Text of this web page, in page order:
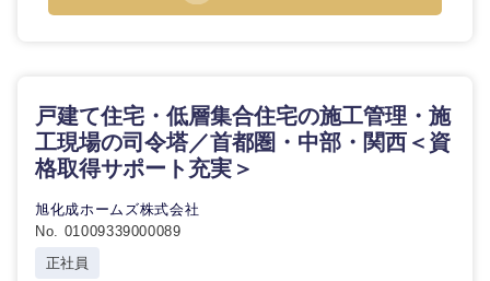
戸建て住宅・低層集合住宅の施工管理・施
工現場の司令塔／首都圏・中部・関西＜資
格取得サポート充実＞
旭化成ホームズ株式会社
No. 01009339000089
正社員